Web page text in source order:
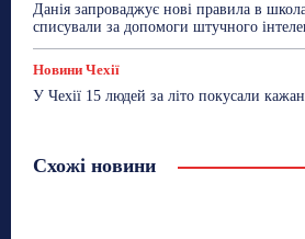
Данія запроваджує нові правила в
списували за допомоги штучного
Новини Чехії
У Чехії 15 людей за літо покусали
Схожі новини